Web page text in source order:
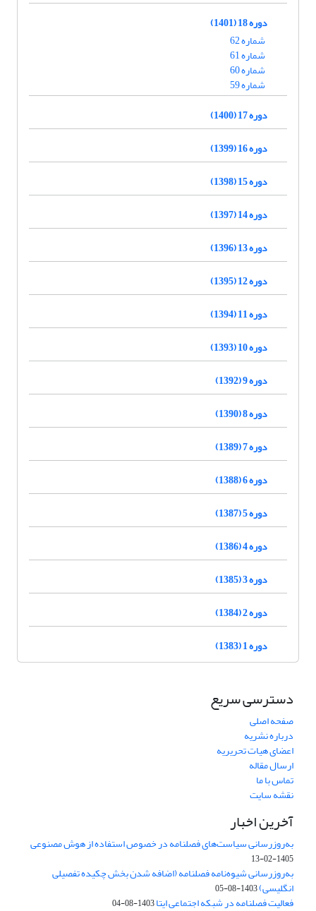
دوره 18 (1401)
شماره 62
شماره 61
شماره 60
شماره 59
دوره 17 (1400)
دوره 16 (1399)
دوره 15 (1398)
دوره 14 (1397)
دوره 13 (1396)
دوره 12 (1395)
دوره 11 (1394)
دوره 10 (1393)
دوره 9 (1392)
دوره 8 (1390)
دوره 7 (1389)
دوره 6 (1388)
دوره 5 (1387)
دوره 4 (1386)
دوره 3 (1385)
دوره 2 (1384)
دوره 1 (1383)
دسترسی سریع
صفحه اصلی
درباره نشریه
اعضای هیات تحریریه
ارسال مقاله
تماس با ما
نقشه سایت
آخرین اخبار
به‌روزرسانی سیاست‌های فصلنامه در خصوص استفاده از هوش مصنوعی
1405-02-13
به‌روزرسانی شیوه‌نامه فصلنامه (اضافه شدن بخش چکیده تفصیلی
انگلیسی)1403-08-05
فعالیت فصلنامه در شبکه اجتماعی ایتا1403-08-04